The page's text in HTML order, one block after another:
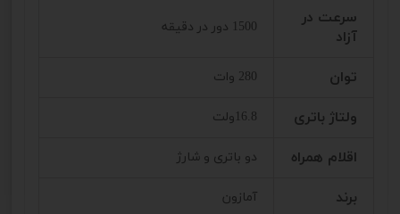
سرعت در
آزاد
1500 دور در دقیقه
توان 280 وات
ولتاژ باتری 16.8ولت
اقلام همراه دو باتری و شارژ
برند آمازون